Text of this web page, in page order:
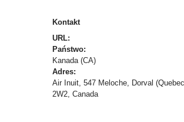
Kontakt
URL:
Państwo:
Kanada (CA)
Adres:
Air Inuit, 547 Meloche, Dorval
2W2, Canada